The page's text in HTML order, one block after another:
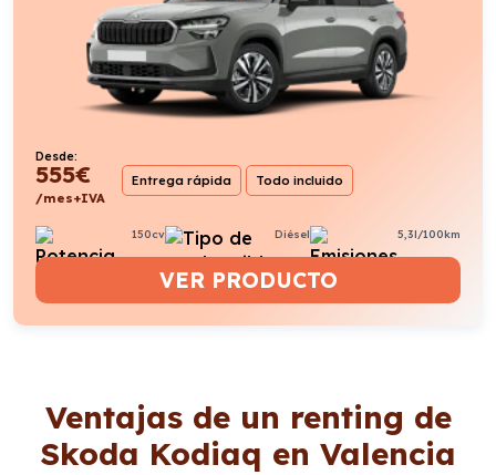
Desde:
555€
/mes+IVA
Entrega rápida Todo incluido
150cv Diésel 5,3l/100km
VER PRODUCTO
Ventajas de un renting de
Skoda Kodiaq en Valencia